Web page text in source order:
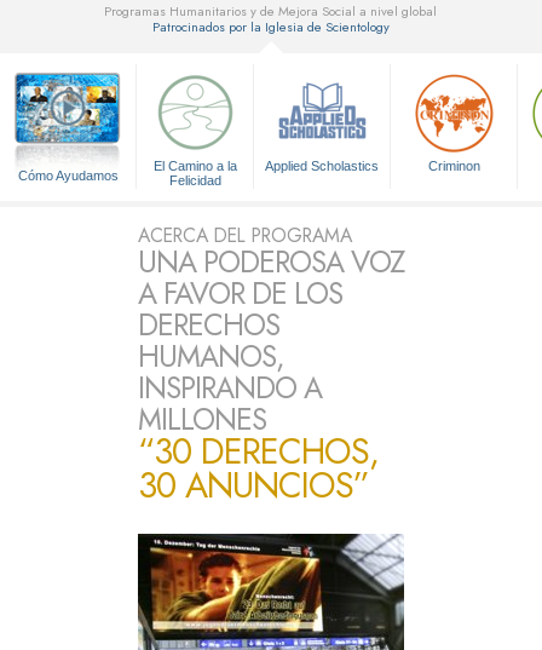
Programas Humanitarios y de Mejora Social a nivel global
Patrocinados por la Iglesia de Scientology
Cómo Ayudamos
El Camino a la
Felicidad
Applied Scholastics Criminon
ACERCA DEL PROGRAMA
UNA PODEROSA VOZ
A FAVOR DE LOS
DERECHOS
HUMANOS,
INSPIRANDO A
MILLONES
“30 DERECHOS,
30 ANUNCIOS”